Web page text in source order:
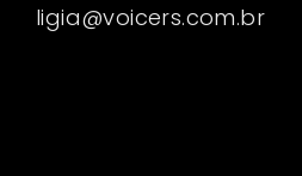
ligia@voicers.com.br